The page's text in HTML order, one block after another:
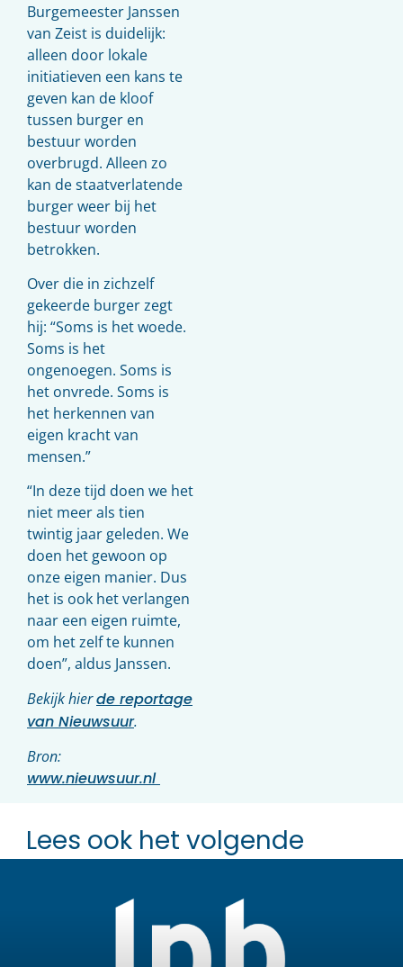
Burgemeester Janssen
van Zeist is duidelijk:
alleen door lokale
initiatieven een kans te
geven kan de kloof
tussen burger en
bestuur worden
overbrugd. Alleen zo
kan de staatverlatende
burger weer bij het
bestuur worden
betrokken.
Over die in zichzelf
gekeerde burger zegt
hij: “Soms is het woede.
Soms is het
ongenoegen. Soms is
het onvrede. Soms is
het herkennen van
eigen kracht van
mensen.”
“In deze tijd doen we het
niet meer als tien
twintig jaar geleden. We
doen het gewoon op
onze eigen manier. Dus
het is ook het verlangen
naar een eigen ruimte,
om het zelf te kunnen
doen”, aldus Janssen.
Bekijk hierde reportage
van Nieuwsuur.
Bron:
www.nieuwsuur.nl
Lees ook het volgende